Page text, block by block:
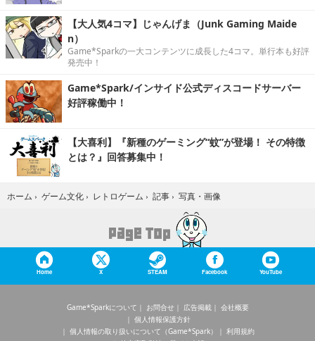
【大人気4コマ】じゃんげま（Junk Gaming Maide
n）
Game*Sparkの一大コンテンツに成長した4コマ。単行本も好評
発売中！
Game*Spark/インサイド公式ディスコードサーバー
好評稼働中！
【大喜利】『新種のゲーミング“蚊”が登場！ その特徴
とは？』回答募集中！
ホーム › ゲーム文化 › レトロゲーム › 記事 › 写真・画像
Home X STEAM Facebook YouTube
Game*Sparkについて お問合せ 広告掲載
会社概要
個人情報保護方針
個人情報の取り扱いについて（Game*Spark）
利用規約